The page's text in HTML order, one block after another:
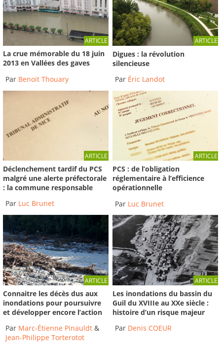
ARTICLE
La crue mémorable du 18 juin
2013 en Vallées des gaves
Par Benoit Thouary
ARTICLE
Digues : la révolution
silencieuse
Par Éric Landot
ARTICLE
Déclenchement tardif du PCS
malgré une alerte préfectorale
: la commune responsable
Par Luc Brunet
ARTICLE
PCS : de l’obligation
réglementaire à l’efficience
opérationnelle
Par Luc Brunet
ARTICLE
Connaitre les décès dus aux
inondations pour poursuivre
et développer encore l’action
Par Marc-Étienne Pinauldt &
Jean-Philippe Torterotot
ARTICLE
Les inondations du bassin du
Guil du XVIIIe au XXe siècle :
histoire d’un risque majeur
Par Denis COEUR